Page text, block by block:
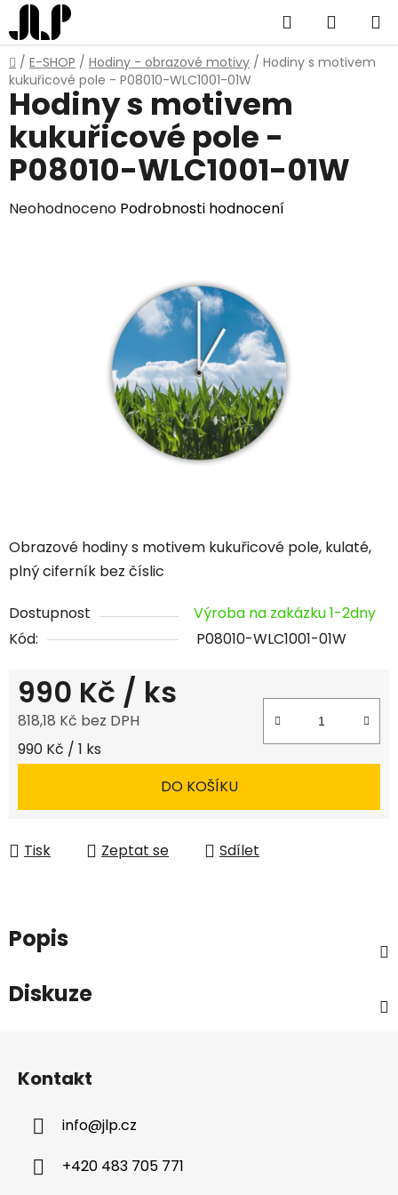
Přejít
na
obsah
Hledat
KOŠÍK
Domů
/ E-SHOP / Hodiny - obrazové motivy / Hodiny s motivem
kukuřicové pole - P08010-WLC1001-01W
Obrazové hodiny s motivem kukuřicové pole, kulaté,
plný ciferník bez číslic
Dostupnost
Výroba na zakázku 1-2dny
Kód:
P08010-WLC1001-01W
990 Kč / ks
818,18 Kč bez DPH
Měrná cena:
990 Kč / 1 ks
DO KOŠÍKU
Tisk Zeptat se Sdílet
Hodiny s motivem
kukuřicové pole -
P08010-WLC1001-01W
Průměrné
Neohodnoceno Podrobnosti hodnocení
Popis
Diskuze
Kontakt
info@jlp.cz
+420 483 705 771